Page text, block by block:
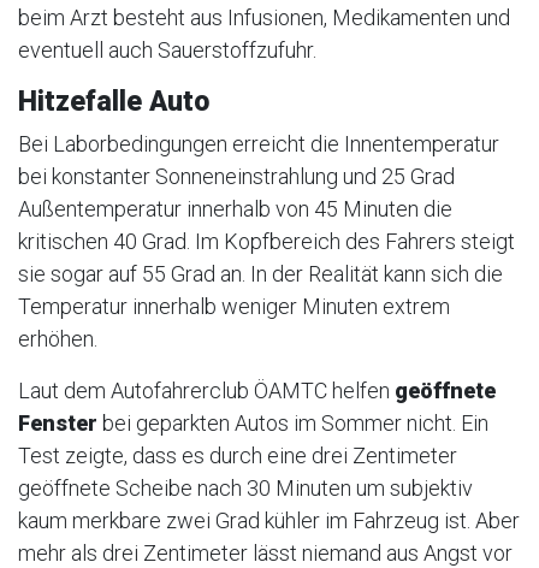
beim Arzt besteht aus Infusionen, Medikamenten und
eventuell auch Sauerstoffzufuhr.
Hitzefalle Auto
Bei Laborbedingungen erreicht die Innentemperatur
bei konstanter Sonneneinstrahlung und 25 Grad
Außentemperatur innerhalb von 45 Minuten die
kritischen 40 Grad. Im Kopfbereich des Fahrers steigt
sie sogar auf 55 Grad an. In der Realität kann sich die
Temperatur innerhalb weniger Minuten extrem
erhöhen.
Laut dem Autofahrerclub ÖAMTC helfen geöffnete
Fenster bei geparkten Autos im Sommer nicht. Ein
Test zeigte, dass es durch eine drei Zentimeter
geöffnete Scheibe nach 30 Minuten um subjektiv
kaum merkbare zwei Grad kühler im Fahrzeug ist. Aber
mehr als drei Zentimeter lässt niemand aus Angst vor